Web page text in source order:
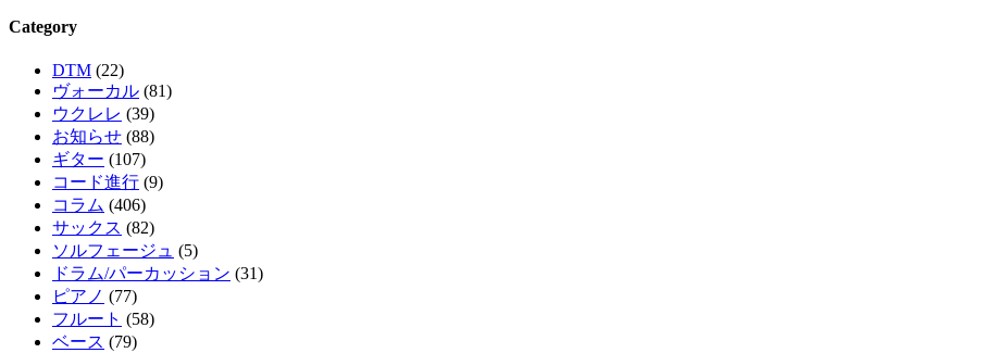
Category
DTM (22)
ヴォーカル (81)
ウクレレ (39)
お知らせ (88)
ギター (107)
コード進行 (9)
コラム (406)
サックス (82)
ソルフェージュ (5)
ドラム/パーカッション (31)
ピアノ (77)
フルート (58)
ベース (79)